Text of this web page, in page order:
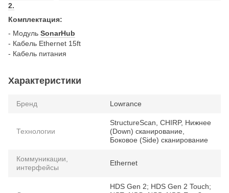
2.
Комплектация:
- Модуль SonarHub
- Кабель Ethernet 15ft
- Кабель питания
Характеристики
Бренд Lowrance
Технологии
StructureScan, CHIRP, Нижнее
(Down) сканирование,
Боковое (Side) сканирование
Коммуникации,
интерфейсы
Ethernet
HDS Gen 2; HDS Gen 2 Touch;